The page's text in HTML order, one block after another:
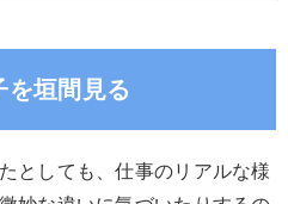
を垣間見る
としても、仕事のリアルな様